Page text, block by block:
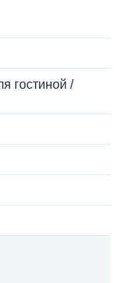
гостиной /